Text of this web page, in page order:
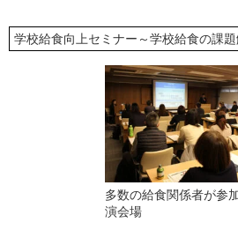
学校給食向上セミナー～学校給食の課
多数の給食関係者が参
演会場